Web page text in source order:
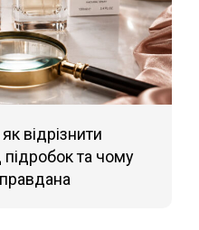
відрізнити
та чому